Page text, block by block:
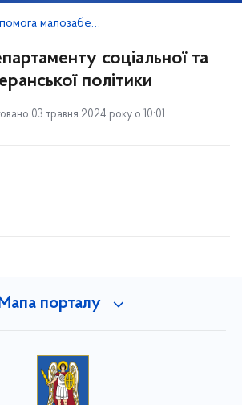
Матеріальна допомога малозабезпеченим киянам
соціальної та
політики
03 травня 2024 року о 10:01
порталу